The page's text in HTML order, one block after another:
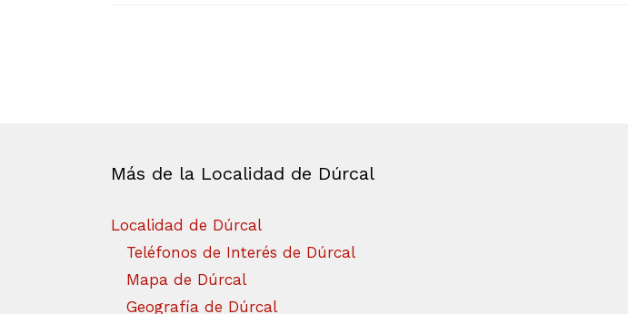
Más de la Localidad de Dúrcal
Localidad de Dúrcal
Teléfonos de Interés de Dúrcal
Mapa de Dúrcal
Geografía de Dúrcal